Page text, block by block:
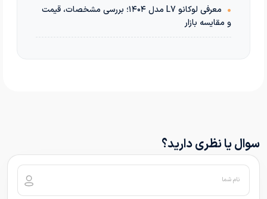
•
معرفی لوکانو L7 مدل ۱۴۰۴؛ بررسی مشخصات، قیمت
و مقایسه بازار
سوال یا نظری دارید؟
نام شما